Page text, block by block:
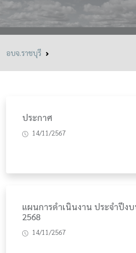
อบจ.ราชบุรี
ประกาศ
14/11/2567
แผนการดำเนินงาน ประจำปีง
2568
14/11/2567